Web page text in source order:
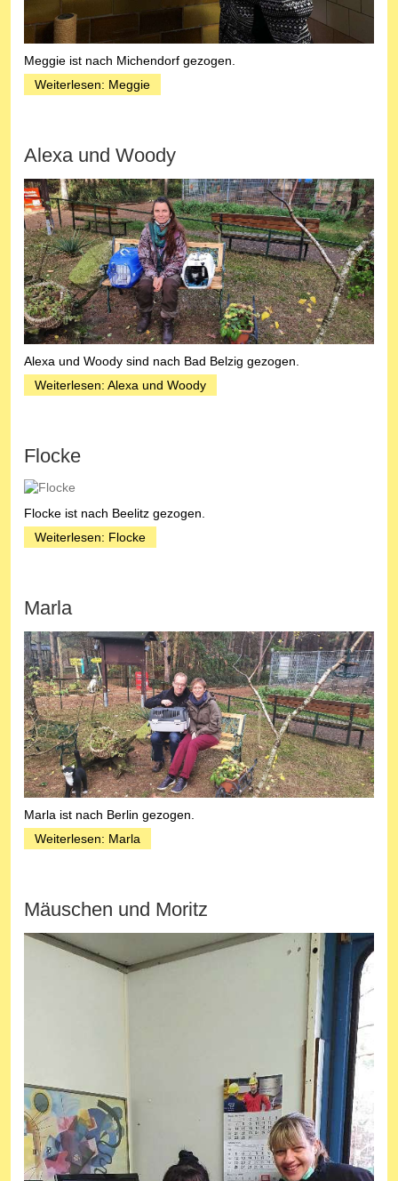
Meggie ist nach Michendorf gezogen.
Weiterlesen: Meggie
Alexa und Woody
Alexa und Woody sind nach Bad Belzig gezogen.
Weiterlesen: Alexa und Woody
Flocke
Flocke ist nach Beelitz gezogen.
Weiterlesen: Flocke
Marla
Marla ist nach Berlin gezogen.
Weiterlesen: Marla
Mäuschen und Moritz